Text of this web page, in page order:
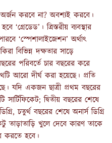
করবে না? অবশ্যই করবে।
‘গ্রেডেড’। ত্রিস্তরীয় ব্যবস্থার
‘স্পেশালাইজেশন’ অর্থাৎ
বিভিন্ন দক্ষতার সাড়ে
পরিবর্তে চার বছরের করে
আরো দীর্ঘ করা হয়েছে। প্রতি
যদি একজন ছাত্রী প্রথম বছরের
দ্বিতীয় বছরের শেষে
চতুর্থ বছরের শেষে অনার্স ডিগ্রি
তাড়াতাড়ি খুলে দেবে কারণ তাকে
করতে হবে।